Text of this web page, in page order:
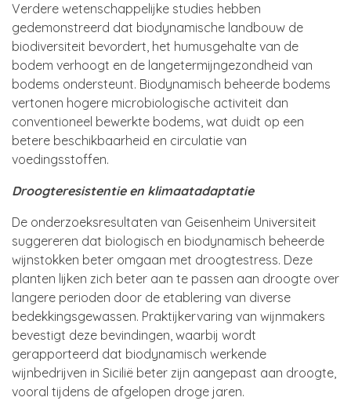
Verdere wetenschappelijke studies hebben
gedemonstreerd dat biodynamische landbouw de
biodiversiteit bevordert, het humusgehalte van de
bodem verhoogt en de langetermijngezondheid van
bodems ondersteunt. Biodynamisch beheerde bodems
vertonen hogere microbiologische activiteit dan
conventioneel bewerkte bodems, wat duidt op een
betere beschikbaarheid en circulatie van
voedingsstoffen.
Droogteresistentie en klimaatadaptatie
De onderzoeksresultaten van Geisenheim Universiteit
suggereren dat biologisch en biodynamisch beheerde
wijnstokken beter omgaan met droogtestress. Deze
planten lijken zich beter aan te passen aan droogte over
langere perioden door de etablering van diverse
bedekkingsgewassen. Praktijkervaring van wijnmakers
bevestigt deze bevindingen, waarbij wordt
gerapporteerd dat biodynamisch werkende
wijnbedrijven in Sicilië beter zijn aangepast aan droogte,
vooral tijdens de afgelopen droge jaren.